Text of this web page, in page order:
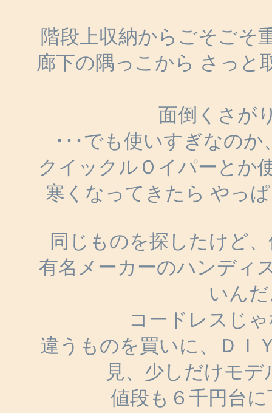
階段上収納からごそごそ
廊下の隅っこから さっと
面倒くさが
･･･でも使いすぎなの
クイックルＯイパーとか
寒くなってきたら やっ
同じものを探したけど
有名メーカーのハンディ
いん
コードレスじ
違うものを買いに、ＤＩ
見、少しだけモ
値段も６千円台